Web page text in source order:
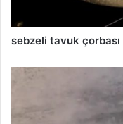
sebzeli tavuk